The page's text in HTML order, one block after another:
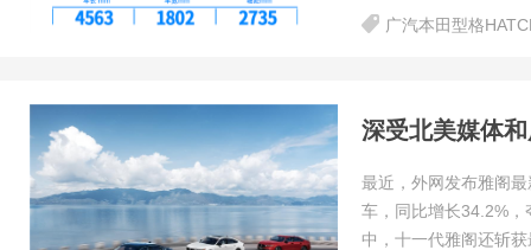
广汽本田型格
最近，外网发布雅阁
车，同比增长34.2%
中，十一代雅阁还斩